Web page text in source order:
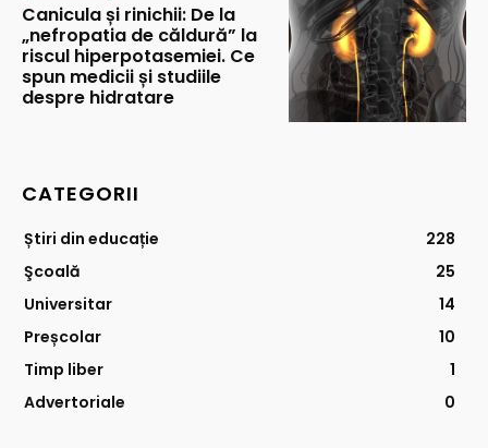
Canicula și rinichii: De la
„nefropatia de căldură” la
riscul hiperpotasemiei. Ce
spun medicii și studiile
despre hidratare
CATEGORII
Știri din educație
228
Şcoală
25
Universitar
14
Preșcolar
10
Timp liber
1
Advertoriale
0